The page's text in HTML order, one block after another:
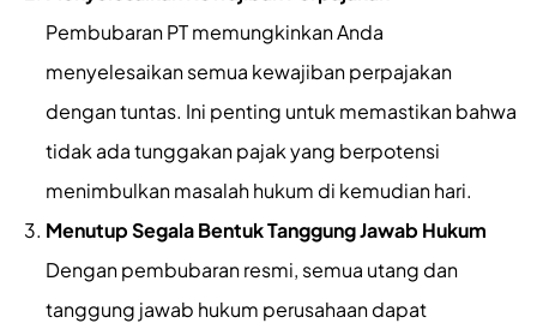
Pembubaran PT memungkinkan Anda
menyelesaikan semua kewajiban perpajakan
dengan tuntas. Ini penting untuk memastikan bahwa
tidak ada tunggakan pajak yang berpotensi
menimbulkan masalah hukum di kemudian hari.
Menutup Segala Bentuk Tanggung Jawab Hukum
Dengan pembubaran resmi, semua utang dan
tanggung jawab hukum perusahaan dapat